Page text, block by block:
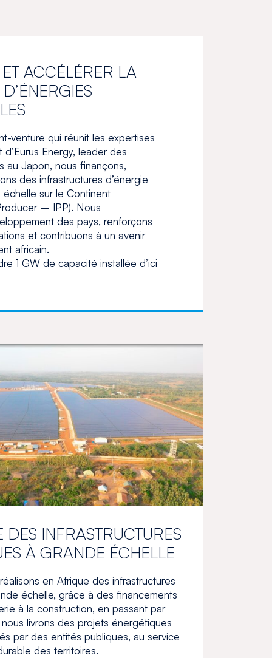
ACCÉLÉRER LA
venture qui réunit les expertises
Energy, leader des
au Japon, nous finançons,
des infrastructures d’énergie
sur le Continent
– IPP). Nous
des pays, renforçons
et contribuons à un avenir
africain.
1 GW de capacité installée d’ici
DES INFRASTRUCTURES
À GRANDE ÉCHELLE
en Afrique des infrastructures
échelle, grâce à des financements
à la construction, en passant par
nous livrons des projets énergétiques
par des entités publiques, au service
des territoires.